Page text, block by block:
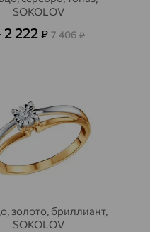
SOKOLOV
2 222₽ 7 406₽
золото, бриллиант,
SOKOLOV